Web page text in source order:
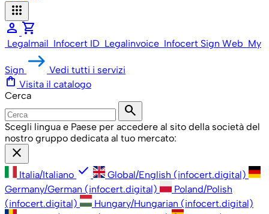
apps
person shopping_cart
Legalmail Infocert ID Legalinvoice Infocert Sign Web My
Sign Vedi tutti i servizi
shopping_bag Visita il catalogo
Cerca
search
Scegli lingua e Paese per accedere al sito della società del
nostro gruppo dedicata al tuo mercato:
close
Italia/Italiano check
Global/English (infocert.digital)
Germany/German (infocert.digital)
Poland/Polish
(infocert.digital)
Hungary/Hungarian (infocert.digital)